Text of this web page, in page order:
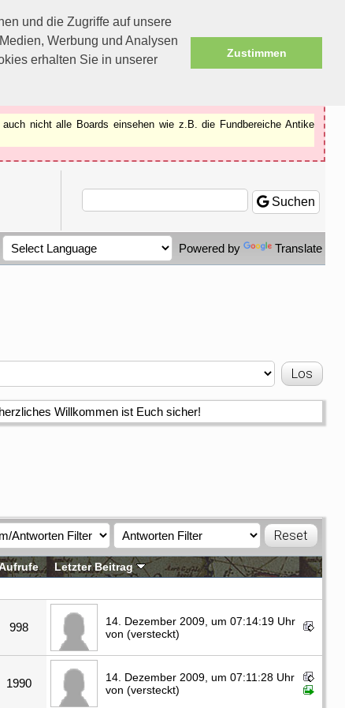
und die Zugriffe auf unsere
Werbung und Analysen
erhalten Sie in unserer
Zustimmen
auch nicht alle Boards einsehen wie z.B. die Fundbereiche Antike
Suchen
Powered by Translate
Willkommen ist Euch sicher!
Letzter Beitrag
998
14. Dezember 2009, um 07:14:19 Uhr
von (versteckt)
1990
14. Dezember 2009, um 07:11:28 Uhr
von (versteckt)